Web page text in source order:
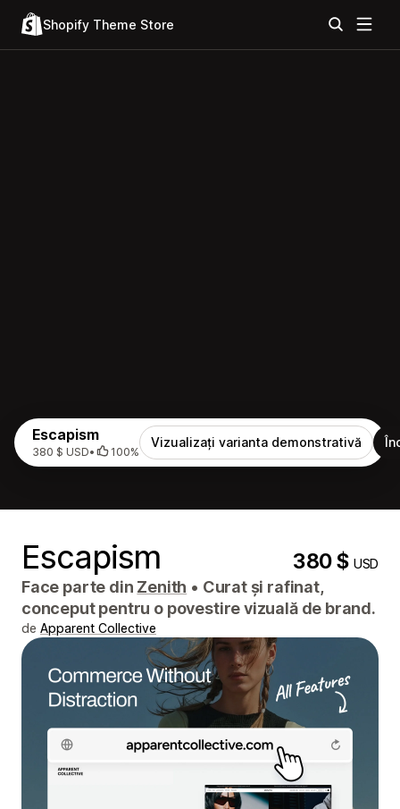
Shopify Theme Store
Escapism
380 $ USD• 100%
Vizualizați varianta demonstrativă
Escapism 380 $USD
Face parte din Zenith • Curat și rafinat,
conceput pentru o povestire vizuală de brand.
de Apparent Collective